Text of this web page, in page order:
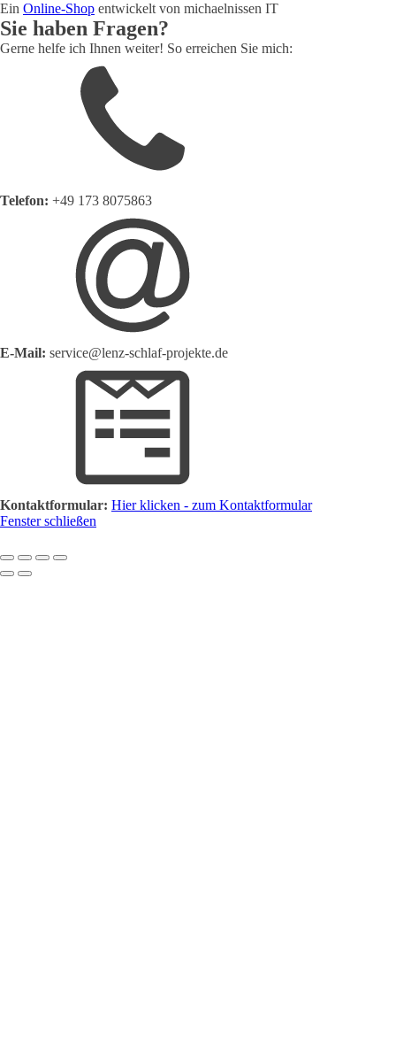
Ein Online-Shop entwickelt von michaelnissen IT
Sie haben Fragen?
Gerne helfe ich Ihnen weiter! So erreichen Sie mich:
Telefon: +49 173 8075863
E-Mail: service@lenz-schlaf-projekte.de
Kontaktformular: Hier klicken - zum Kontaktformular
Fenster schließen